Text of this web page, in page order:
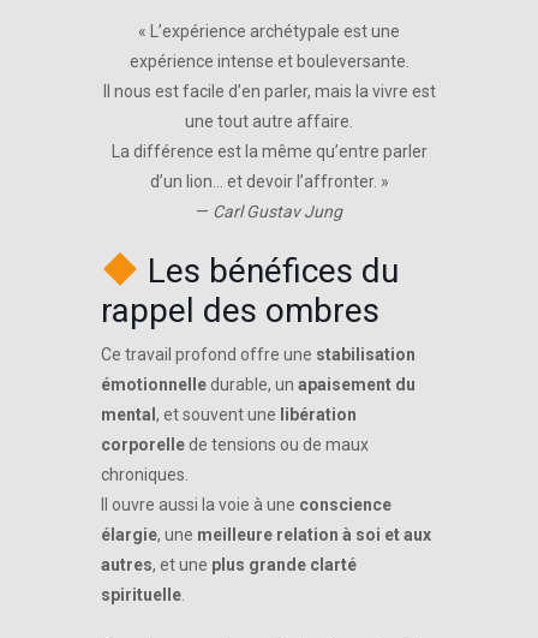
« L’expérience archétypale est une
expérience intense et bouleversante.
Il nous est facile d’en parler, mais la vivre est
une tout autre affaire.
La différence est la même qu’entre parler
d’un lion… et devoir l’affronter. »
— Carl Gustav Jung
Les bénéfices du
rappel des ombres
Ce travail profond offre une stabilisation
émotionnelle durable, un apaisement du
mental , et souvent une libération
corporelle de tensions ou de maux
chroniques.
Il ouvre aussi la voie à une conscience
élargie, une meilleure relation à soi et aux
autres, et une plus grande clarté
spirituelle